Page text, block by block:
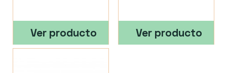
Ver producto Ver producto